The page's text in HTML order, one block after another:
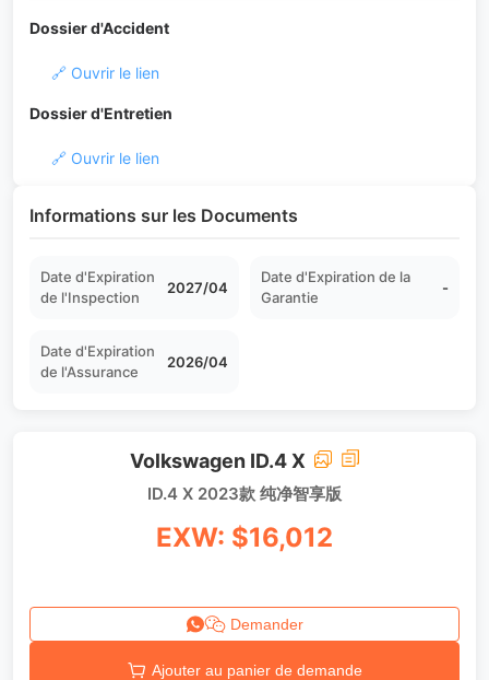
Dossier d'Accident
🔗 Ouvrir le lien
Dossier d'Entretien
🔗 Ouvrir le lien
Informations sur les Documents
Date d'Expiration
de l'Inspection
2027/04
Date d'Expiration de la
Garantie
-
Date d'Expiration
de l'Assurance
2026/04
Volkswagen ID.4 X
ID.4 X 2023款 纯净智享版
EXW: $16,012
Demander
Ajouter au panier de demande